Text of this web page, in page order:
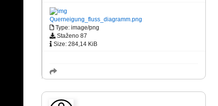
Querneigung_fluss_diagramm.png
Type: image/png
Staženo 87
Size: 284,14 KiB